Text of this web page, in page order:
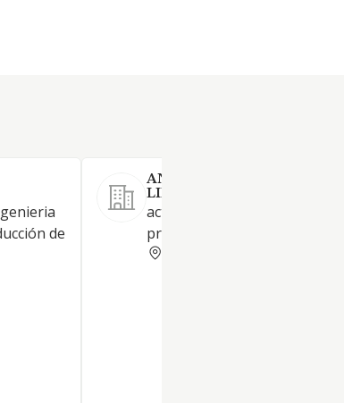
de
ANASA ESTUDIO
LIMITADA PROFESIONAL.
actividad propia del ejercicio
profesional.